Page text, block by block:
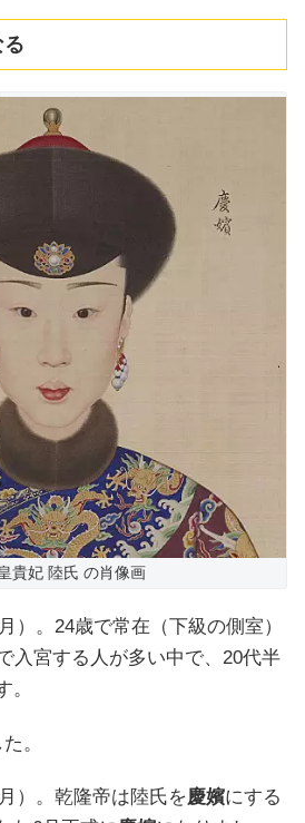
貴妃 陸氏 の肖像画
）。24歳で常在（下級の側室）
入宮する人が多い中で、20代半
。
。
）。乾隆帝は陸氏を慶嬪にする